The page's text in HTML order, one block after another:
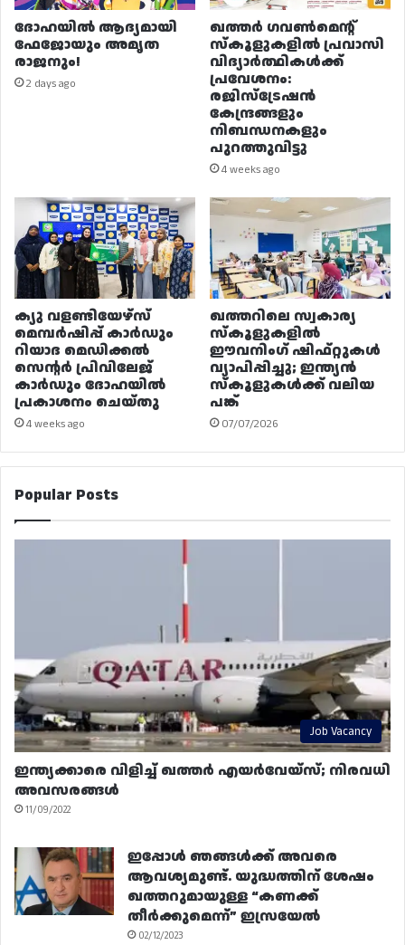
ദോഹയിൽ ആദ്യമായി
ഫേജോയും അമൃത
രാജനും!
2 days ago
ഖത്തർ ഗവൺമെന്റ്
സ്കൂളുകളിൽ പ്രവാസി
വിദ്യാർത്ഥികൾക്ക്
പ്രവേശനം:
രജിസ്ട്രേഷൻ
കേന്ദ്രങ്ങളും
നിബന്ധനകളും
പുറത്തുവിട്ടു
4 weeks ago
ക്യു വളണ്ടിയേഴ്‌സ്
മെമ്പർഷിപ്പ് കാർഡും
റിയാദ മെഡിക്കൽ
സെന്റർ പ്രിവിലേജ്
കാർഡും ദോഹയിൽ
പ്രകാശനം ചെയ്തു
4 weeks ago
ഖത്തറിലെ സ്വകാര്യ
സ്കൂളുകളിൽ
ഈവനിംഗ് ഷിഫ്റ്റുകൾ
വ്യാപിപ്പിച്ചു; ഇന്ത്യൻ
സ്കൂളുകൾക്ക് വലിയ
പങ്ക്
07/07/2026
Popular Posts
Job Vacancy
ഇന്ത്യക്കാരെ വിളിച്ച് ഖത്തർ എയർവേയ്‌സ്; നിരവധി
അവസരങ്ങൾ
11/09/2022
ഇപ്പോൾ ഞങ്ങൾക്ക് അവരെ
ആവശ്യമുണ്ട്. യുദ്ധത്തിന് ശേഷം
ഖത്തറുമായുള്ള “കണക്ക്
തീർക്കുമെന്ന്” ഇസ്രയേൽ
02/12/2023